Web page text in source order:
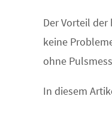
Der Vorteil
keine
ohne
In diesem